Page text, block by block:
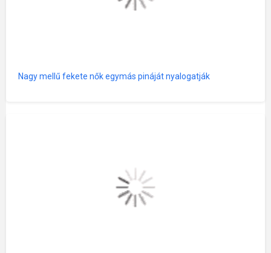
Nagy mellű fekete nők egymás pináját nyalogatják